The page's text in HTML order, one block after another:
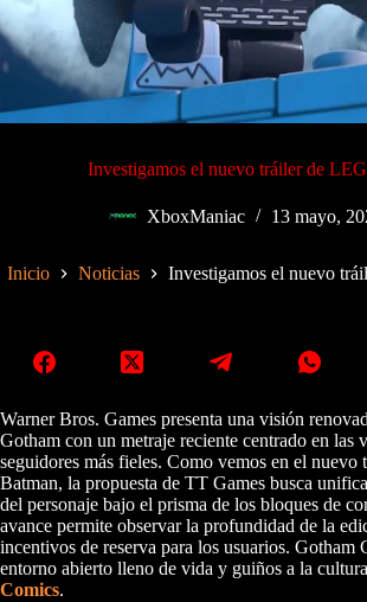
Investigamos el nuevo tráiler de
XboxManiac 13 mayo,
Inicio Noticias Investigamos el nuevo
Warner Bros. Games presenta una visión
Gotham con un metraje reciente centrado en las
seguidores más fieles. Como vemos en el
Batman, la propuesta de TT Games busca
del personaje bajo el prisma de los bloques de
avance permite observar la profundidad de la
incentivos de reserva para los usuarios. Gotham
entorno abierto lleno de vida y guiños a la
Comics.